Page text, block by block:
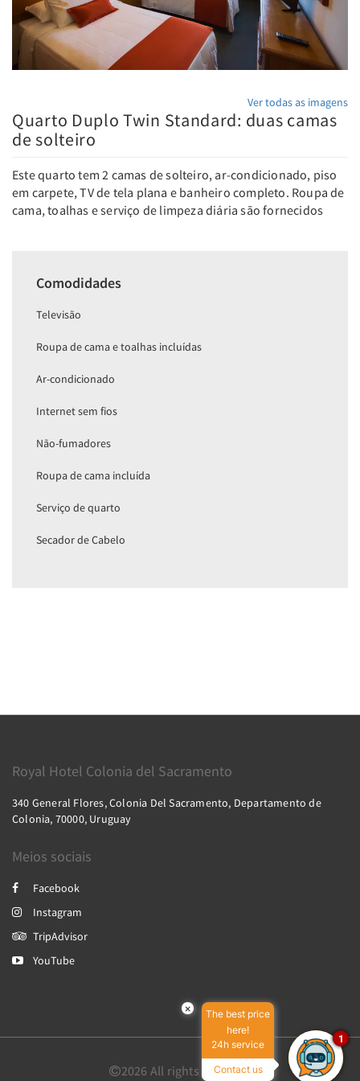
Ver todas as imagens
Quarto Duplo Twin Standard: duas camas
de solteiro
Este quarto tem 2 camas de solteiro, ar-condicionado, piso
em carpete, TV de tela plana e banheiro completo. Roupa de
cama, toalhas e serviço de limpeza diária são fornecidos
Comodidades
Televisão
Roupa de cama e toalhas incluídas
Ar-condicionado
Internet sem fios
Não-fumadores
Roupa de cama incluída
Serviço de quarto
Secador de Cabelo
Royal Hotel Colonia del Sacramento
340 General Flores, Colonia Del Sacramento, Departamento de
Colonia, 70000, Uruguay
Meios sociais
Facebook
Instagram
TripAdvisor
YouTube
2026 All rights reserved
×
The best price
here!
24h service
Contact us
1